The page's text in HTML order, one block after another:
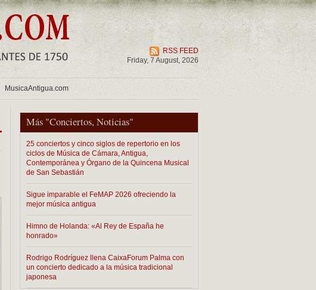
RSS FEED
Friday, 7 August, 2026
MusicaAntigua.com
Más "Conciertos, Noticias"
25 conciertos y cinco siglos de repertorio en los
ciclos de Música de Cámara, Antigua,
Contemporánea y Órgano de la Quincena Musical
de San Sebastián
Sigue imparable el FeMAP 2026 ofreciendo la
mejor música antigua
Himno de Holanda: «Al Rey de España he
honrado»
Rodrigo Rodríguez llena CaixaForum Palma con
un concierto dedicado a la música tradicional
japonesa